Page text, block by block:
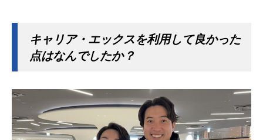
キャリア・エックスを利用して良かった
点はなんでしたか？